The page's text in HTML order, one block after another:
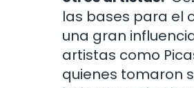
las bases para el
una gran
artistas como
quienes tomaron